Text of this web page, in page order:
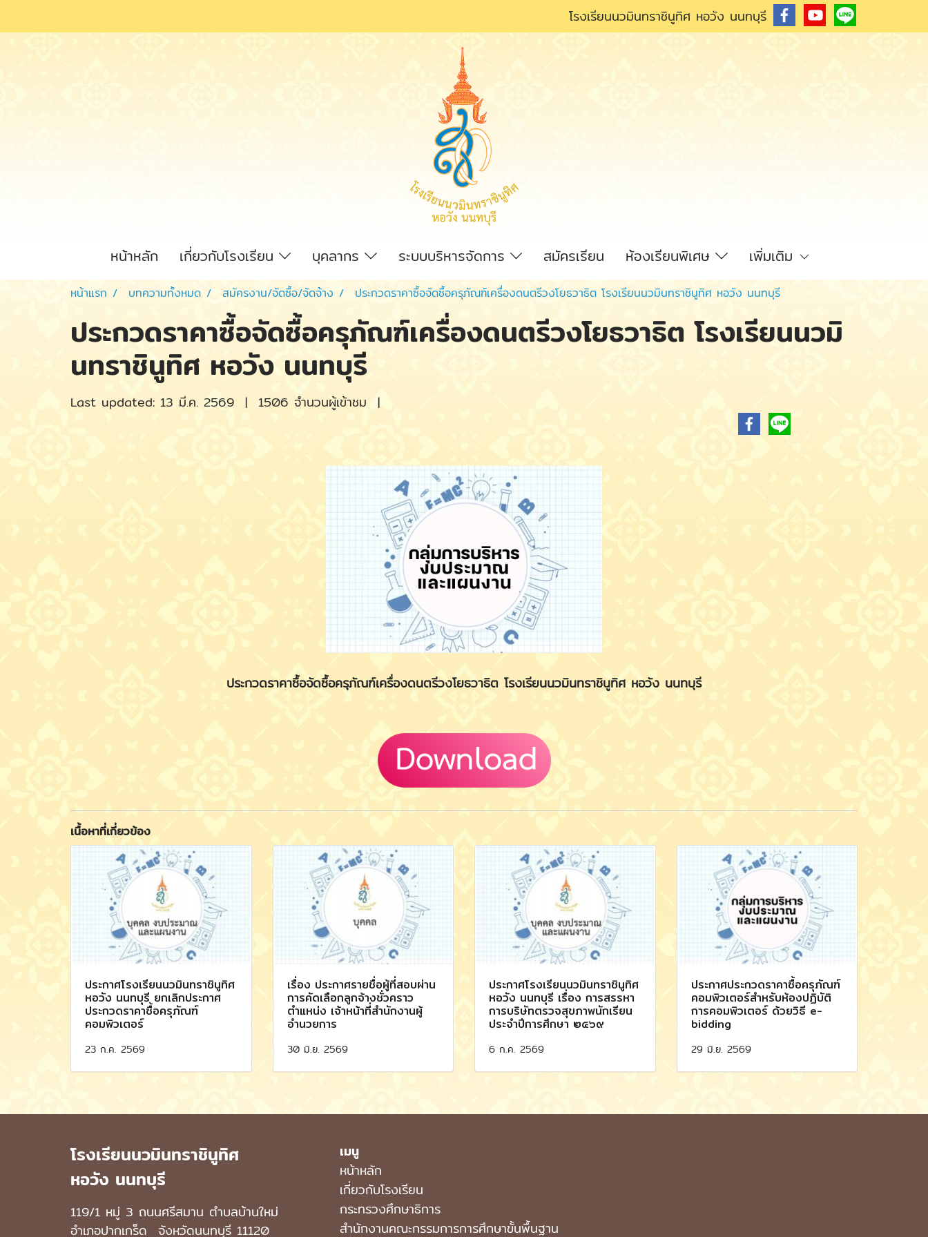
โรงเรียนนวมินทราชินูทิศ หอวัง นนทบุรี
หน้าหลัก เกี่ยวกับโรงเรียน บุคลากร ระบบบริหารจัดการ สมัครเรียน ห้องเรียนพิเศษ เพิ่มเติม
หน้าแรก บทความทั้งหมด สมัครงาน/จัดซื้อ/จัดจ้าง ประกวดราคาซื้อจัดซื้อครุภัณฑ์เครื่องดนตรีวงโยธวาธิต โรงเรียนนวมินทราชินูทิศ หอวัง นนทบุรี
ประกวดราคาซื้อจัดซื้อครุภัณฑ์เครื่องดนตรีวงโยธวาธิต โรงเรียนนวมิ
นทราชินูทิศ หอวัง นนทบุรี
Last updated: 13 มี.ค. 2569 | 1506 จำนวนผู้เข้าชม |
ประกวดราคาซื้อจัดซื้อครุภัณฑ์เครื่องดนตรีวงโยธวาธิต โรงเรียนนวมินทราชินูทิศ หอวัง นนทบุรี
เนื้อหาที่เกี่ยวข้อง
ประกาศโรงเรียนนวมินทราชินูทิศ
หอวัง นนทบุรี ยกเลิกประกาศ
ประกวดราคาซื้อครุภัณฑ์
คอมพิวเตอร์
23 ก.ค. 2569
เรื่อง ประกาศรายชื่อผู้ที่สอบผ่าน
การคัดเลือกลูกจ้างชั่วคราว
ตำแหน่ง เจ้าหน้าที่สำนักงานผู้
อำนวยการ
30 มิ.ย. 2569
ประกาศโรงเรียนนวมินทราชินูทิศ
หอวัง นนทบุรี เรื่อง การสรรหา
การบริษัทตรวจสุขภาพนักเรียน
ประจำปีการศึกษา ๒๕๖๙
6 ก.ค. 2569
ประกาศประกวดราคาซื้อครุภัณฑ์
คอมพิวเตอร์สำหรับห้องปฏิบัติ
การคอมพิวเตอร์ ด้วยวิธี e-
bidding
29 มิ.ย. 2569
โรงเรียนนวมินทราชินูทิศ
หอวัง นนทบุรี
119/1 หมู่ 3 ถนนศรีสมาน ตำบลบ้านใหม่
อำเภอปากเกร็ด จังหวัดนนทบุรี 11120
เมนู
หน้าหลัก
เกี่ยวกับโรงเรียน
กระทรวงศึกษาธิการ
สำนักงานคณะกรรมการการศึกษาขั้นพื้นฐาน